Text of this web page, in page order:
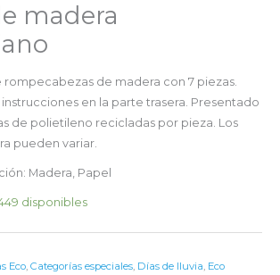
madera
rompecabezas de madera con 7 piezas.
en la parte trasera. Presentado
de polietileno recicladas por pieza. Los
pueden variar.
Madera, Papel
disponibles
Eco, Categorías especiales, Días de lluvia, Eco